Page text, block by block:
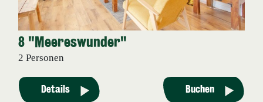
8 "Meereswunder"
2 Personen
Details Buchen